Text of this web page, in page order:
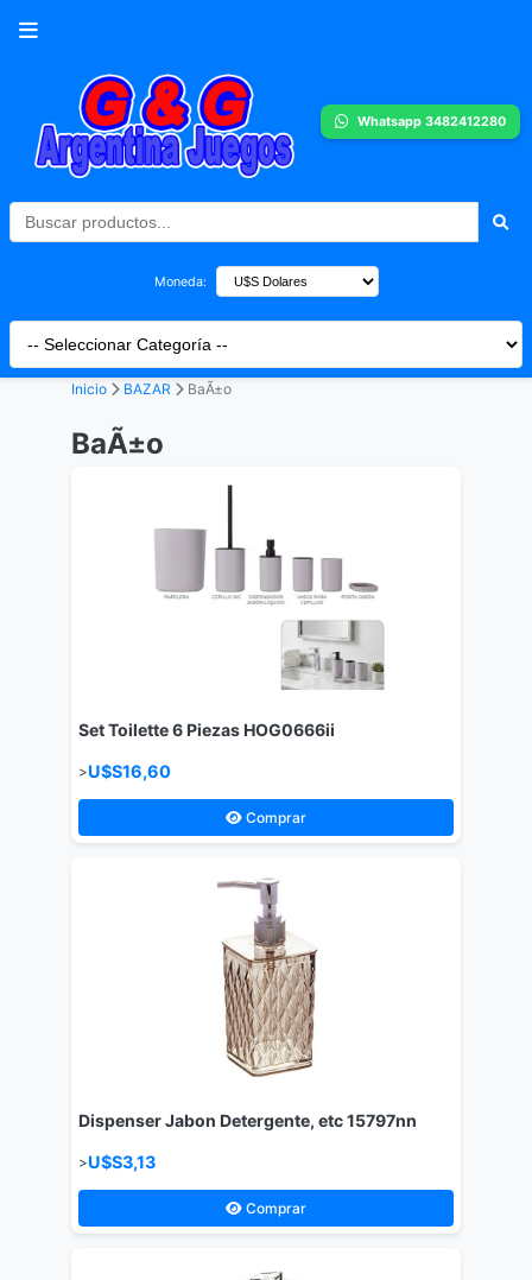
Whatsapp 3482412280
Moneda:
Inicio BAZAR BaÃ±o
BaÃ±o
Set Toilette 6 Piezas HOG0666ii
>U$S16,60
Comprar
Dispenser Jabon Detergente, etc 15797nn
>U$S3,13
Comprar